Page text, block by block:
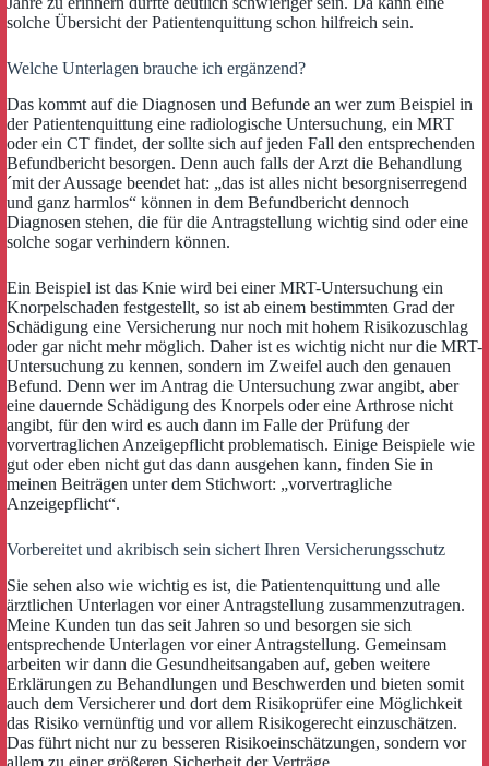
solche Übersicht der Patientenquittung schon hilfreich sein.
Welche Unterlagen brauche ich ergänzend?
Das kommt auf die Diagnosen und Befunde an wer zum Beispiel in
der Patientenquittung eine radiologische Untersuchung, ein MRT
oder ein CT findet, der sollte sich auf jeden Fall den entsprechenden
Befundbericht besorgen. Denn auch falls der Arzt die Behandlung
´mit der Aussage beendet hat: „das ist alles nicht besorgniserregend
und ganz harmlos“ können in dem Befundbericht dennoch
Diagnosen stehen, die für die Antragstellung wichtig sind oder eine
solche sogar verhindern können.
Ein Beispiel ist das Knie wird bei einer MRT-Untersuchung ein
Knorpelschaden festgestellt, so ist ab einem bestimmten Grad der
Schädigung eine Versicherung nur noch mit hohem Risikozuschlag
oder gar nicht mehr möglich. Daher ist es wichtig nicht nur die MRT-
Untersuchung zu kennen, sondern im Zweifel auch den genauen
Befund. Denn wer im Antrag die Untersuchung zwar angibt, aber
eine dauernde Schädigung des Knorpels oder eine Arthrose nicht
angibt, für den wird es auch dann im Falle der Prüfung der
vorvertraglichen Anzeigepflicht problematisch. Einige Beispiele wie
gut oder eben nicht gut das dann ausgehen kann, finden Sie in
meinen Beiträgen unter dem Stichwort: „vorvertragliche
Anzeigepflicht“.
Vorbereitet und akribisch sein sichert Ihren Versicherungsschutz
Sie sehen also wie wichtig es ist, die Patientenquittung und alle
ärztlichen Unterlagen vor einer Antragstellung zusammenzutragen.
Meine Kunden tun das seit Jahren so und besorgen sie sich
entsprechende Unterlagen vor einer Antragstellung. Gemeinsam
arbeiten wir dann die Gesundheitsangaben auf, geben weitere
Erklärungen zu Behandlungen und Beschwerden und bieten somit
auch dem Versicherer und dort dem Risikoprüfer eine Möglichkeit
das Risiko vernünftig und vor allem Risikogerecht einzuschätzen.
Das führt nicht nur zu besseren Risikoeinschätzungen, sondern vor
allem zu einer größeren Sicherheit der Verträge.